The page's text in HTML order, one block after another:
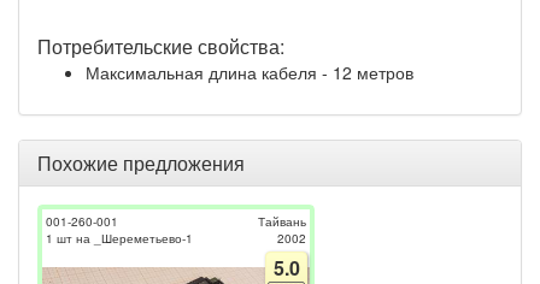
Потребительские свойства:
Максимальная длина кабеля - 12 метров
Похожие предложения
001-260-001
1 шт на _Шереметьево-1
Тайвань
2002
5.0